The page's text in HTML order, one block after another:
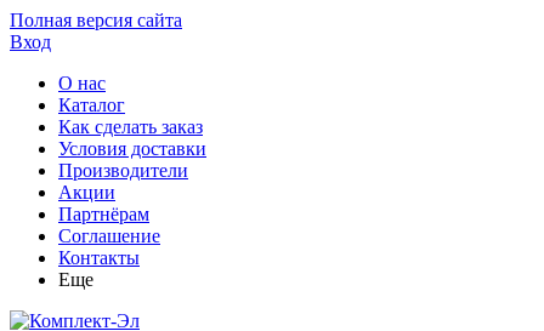
Полная версия сайта
Вход
О нас
Каталог
Как сделать заказ
Условия доставки
Производители
Акции
Партнёрам
Соглашение
Контакты
Еще